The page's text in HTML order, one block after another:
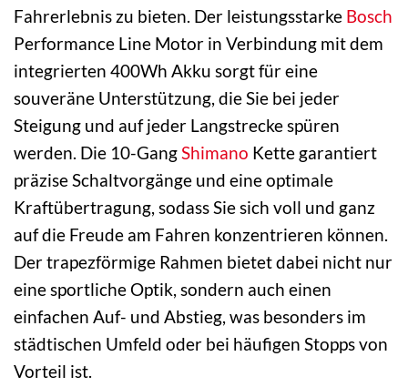
Fahrerlebnis zu bieten. Der leistungsstarke Bosch
Performance Line Motor in Verbindung mit dem
integrierten 400Wh Akku sorgt für eine
souveräne Unterstützung, die Sie bei jeder
Steigung und auf jeder Langstrecke spüren
werden. Die 10-Gang Shimano Kette garantiert
präzise Schaltvorgänge und eine optimale
Kraftübertragung, sodass Sie sich voll und ganz
auf die Freude am Fahren konzentrieren können.
Der trapezförmige Rahmen bietet dabei nicht nur
eine sportliche Optik, sondern auch einen
einfachen Auf- und Abstieg, was besonders im
städtischen Umfeld oder bei häufigen Stopps von
Vorteil ist.